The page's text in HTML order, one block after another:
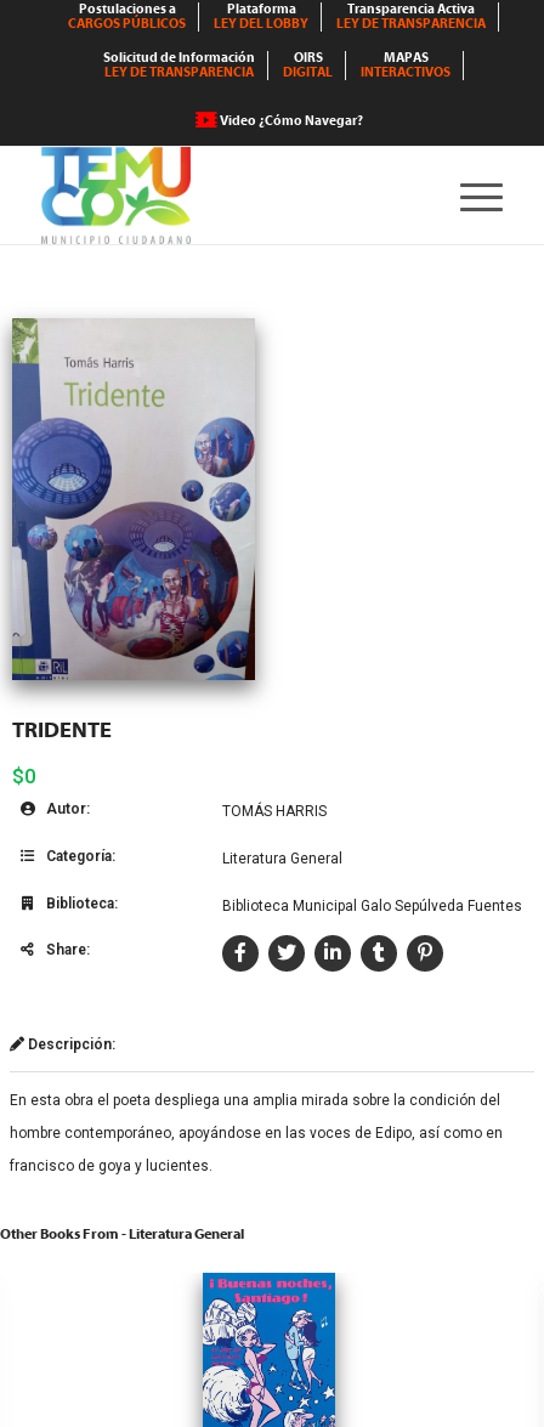
Postulaciones a
CARGOS PÚBLICOS
Plataforma
LEY DEL LOBBY
Transparencia Activa
LEY DE TRANSPARENCIA
Solicitud de Información
LEY DE TRANSPARENCIA
OIRS
DIGITAL
MAPAS
INTERACTIVOS
Video ¿Cómo Navegar?
TRIDENTE
$0
Autor: TOMÁS HARRIS
Categoría: Literatura General
Biblioteca: Biblioteca Municipal Galo Sepúlveda Fuentes
Share:
Descripción:
En esta obra el poeta despliega una amplia mirada sobre la condición del
hombre contemporáneo, apoyándose en las voces de Edipo, así como en
francisco de goya y lucientes.
Other Books From - Literatura General